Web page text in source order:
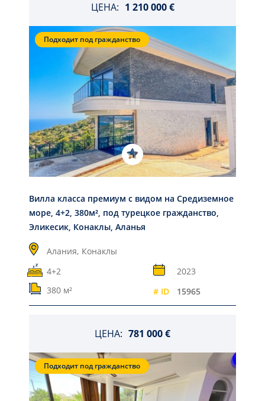
ЦЕНА: 1 210 000 €
Подходит под гражданство
Вилла класса премиум с видом на Средиземное
море, 4+2, 380м², под турецкое гражданство,
Эликесик, Конаклы, Аланья
Алания, Конаклы
4+2
2023
380 м²
# ID 15965
ЦЕНА: 781 000 €
Подходит под гражданство